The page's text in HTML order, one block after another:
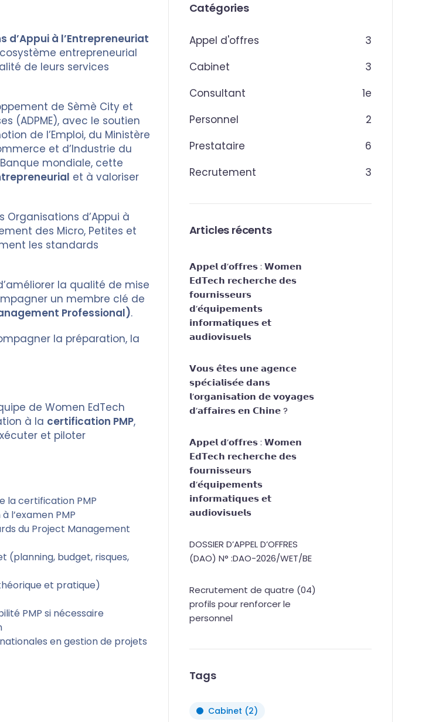
à l’Entrepreneuriat
entrepreneurial
de leurs services
de Sèmè City et
(ADPME), avec le soutien
de l’Emploi, du Ministère
et d’Industrie du
mondiale, cette
et à valoriser
Organisations d’Appui à
des Micro, Petites et
les standards
la qualité de mise
un membre clé de
Professional).
la préparation, la
de Women EdTech
à la certification PMP,
et piloter
la certification PMP
l’examen PMP
du Project Management
(planning, budget, risques,
et pratique)
PMP si nécessaire
en gestion de projets
Catégories
Appel d'offres
3
Cabinet
3
Consultant
e
1
Personnel
2
Prestataire
6
Recrutement
3
Articles récents
𝗔𝗽𝗽𝗲𝗹 𝗱’𝗼𝗳𝗳𝗿𝗲𝘀 : 𝗪𝗼𝗺𝗲𝗻
𝗘𝗱𝗧𝗲𝗰𝗵 𝗿𝗲𝗰𝗵𝗲𝗿𝗰𝗵𝗲 𝗱𝗲𝘀
𝗳𝗼𝘂𝗿𝗻𝗶𝘀𝘀𝗲𝘂𝗿𝘀
𝗱’𝗲́𝗾𝘂𝗶𝗽𝗲𝗺𝗲𝗻𝘁𝘀
𝗶𝗻𝗳𝗼𝗿𝗺𝗮𝘁𝗶𝗾𝘂𝗲𝘀 𝗲𝘁
𝗮𝘂𝗱𝗶𝗼𝘃𝗶𝘀𝘂𝗲𝗹𝘀
𝗩𝗼𝘂𝘀 𝗲̂𝘁𝗲𝘀 𝘂𝗻𝗲 𝗮𝗴𝗲𝗻𝗰𝗲
𝘀𝗽𝗲́𝗰𝗶𝗮𝗹𝗶𝘀𝗲́𝗲 𝗱𝗮𝗻𝘀
𝗹’𝗼𝗿𝗴𝗮𝗻𝗶𝘀𝗮𝘁𝗶𝗼𝗻 𝗱𝗲 𝘃𝗼𝘆𝗮𝗴𝗲𝘀
𝗱’𝗮𝗳𝗳𝗮𝗶𝗿𝗲𝘀 𝗲𝗻 𝗖𝗵𝗶𝗻𝗲 ?
𝗔𝗽𝗽𝗲𝗹 𝗱’𝗼𝗳𝗳𝗿𝗲𝘀 : 𝗪𝗼𝗺𝗲𝗻
𝗘𝗱𝗧𝗲𝗰𝗵 𝗿𝗲𝗰𝗵𝗲𝗿𝗰𝗵𝗲 𝗱𝗲𝘀
𝗳𝗼𝘂𝗿𝗻𝗶𝘀𝘀𝗲𝘂𝗿𝘀
𝗱’𝗲́𝗾𝘂𝗶𝗽𝗲𝗺𝗲𝗻𝘁𝘀
𝗶𝗻𝗳𝗼𝗿𝗺𝗮𝘁𝗶𝗾𝘂𝗲𝘀 𝗲𝘁
𝗮𝘂𝗱𝗶𝗼𝘃𝗶𝘀𝘂𝗲𝗹𝘀
DOSSIER D’APPEL D’OFFRES
(DAO) N° :DAO-2026/WET/BE
Recrutement de quatre (04)
profils pour renforcer le
personnel
Tags
Cabinet (2)